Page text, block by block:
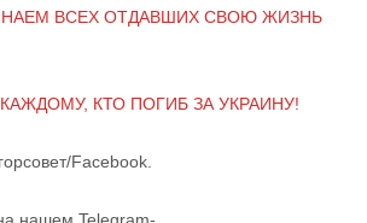
ВСЕХ ОТДАВШИХ СВОЮ ЖИЗНЬ
КТО ПОГИБ ЗА УКРАИНУ!
Facebook.